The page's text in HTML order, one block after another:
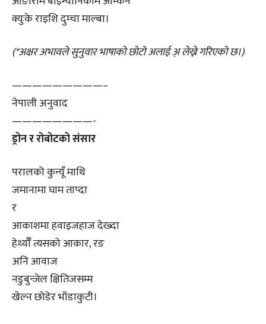
क्युःके राइशि दुम्चा माल्बा।
(*अक्षर अभावले सुनुवार भाषाको छोटो अलाई अ़ लेख्ने गरिएको छ।)
—————————–
नेपाली अनुवाद
————————-
ड्रोन र रोबोटको संसार
परालको कुन्यूँ माथि
जमानामा घाम ताप्दा
र
आकाशमा हवाइजहाज देख्दा
हेर्थ्यौँ त्यसको आकार, रङ
अनि आवाज
नडुबुन्जेल क्षितिजसम्म
खेल्न छोडेर भाँडाकुटी।